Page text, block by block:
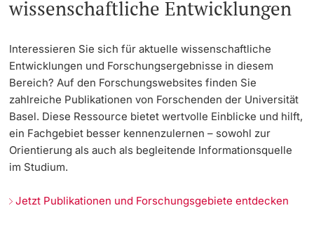
wissenschaftliche Entwicklungen
Interessieren Sie sich für aktuelle wissenschaftliche
Entwicklungen und Forschungsergebnisse in diesem
Bereich? Auf den Forschungswebsites finden Sie
zahlreiche Publikationen von Forschenden der Universität
Basel. Diese Ressource bietet wertvolle Einblicke und hilft,
ein Fachgebiet besser kennenzulernen – sowohl zur
Orientierung als auch als begleitende Informationsquelle
im Studium.
Jetzt Publikationen und Forschungsgebiete entdecken